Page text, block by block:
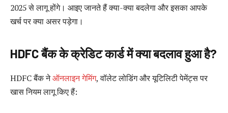
2025 से लागू होंगे। आइए जानते हैं क्या-क्या बदलेगा और इसका आपके
खर्च पर क्या असर पड़ेगा।
HDFC बैंक के क्रेडिट कार्ड में क्या बदलाव हुआ है?
HDFC बैंक नेऑनलाइन गेमिंग, वॉलेट लोडिंग और यूटिलिटी पेमेंट्स पर
खास नियम लागू किए हैं: